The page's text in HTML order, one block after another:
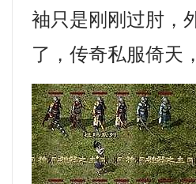
袖只是刚刚过肘，
了，传奇私服倚天